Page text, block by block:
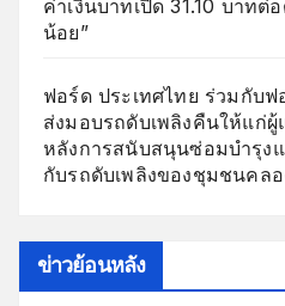
ค่าเงินบาทเปิด 31.10 บาทต่
น้อย”
ฟอร์ด ประเทศไทย ร่วมกับฟ
ส่งมอบรถดับเพลิงคืนให้แก่
หลังการสนับสนุนซ่อมบำรุง
กับรถดับเพลิงของชุมชนคลอ
ข่าวย้อนหลัง